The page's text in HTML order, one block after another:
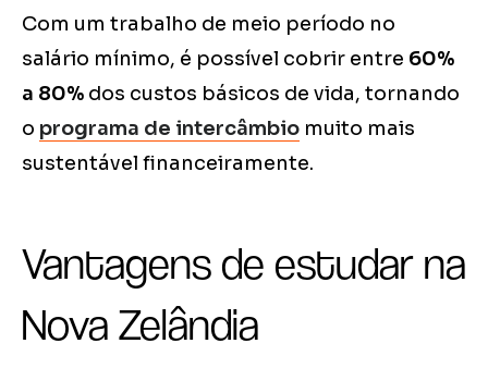
Com um trabalho de meio período no
salário mínimo, é possível cobrir entre 60%
a 80% dos custos básicos de vida, tornando
o programa de intercâmbio muito mais
sustentável financeiramente.
Vantagens de estudar na
Nova Zelândia